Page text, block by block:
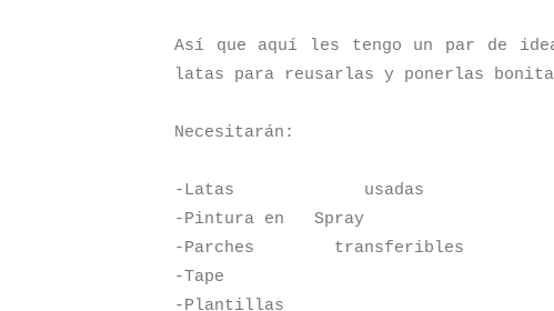
Así que aquí les tengo un par de
latas para reusarlas y ponerlas
Necesitarán:
-Latas usadas
-Pintura en Spray
-Parches transferibles
-Tape
-Plantillas